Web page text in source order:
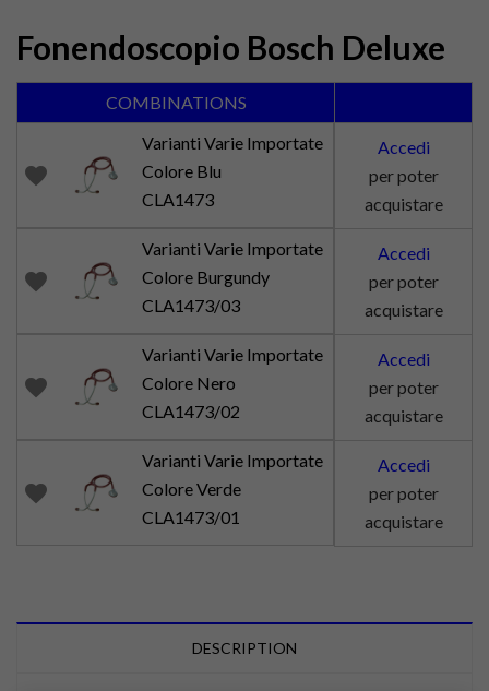
Fonendoscopio Bosch Deluxe
COMBINATIONS
favorite
Varianti Varie Importate
Colore Blu
CLA1473
Accedi
per poter
acquistare
favorite
Varianti Varie Importate
Colore Burgundy
CLA1473/03
Accedi
per poter
acquistare
favorite
Varianti Varie Importate
Colore Nero
CLA1473/02
Accedi
per poter
acquistare
favorite
Varianti Varie Importate
Colore Verde
CLA1473/01
Accedi
per poter
acquistare
DESCRIPTION